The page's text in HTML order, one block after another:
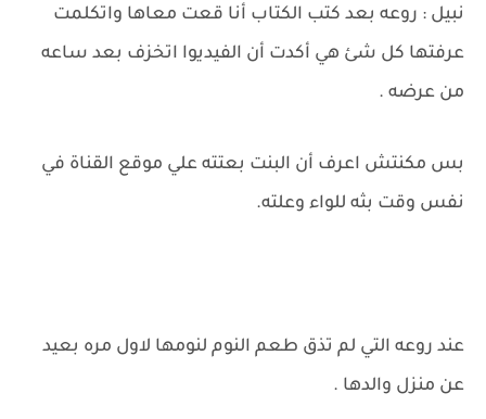
نبيل : روعه بعد كتب الكتاب أنا قعت معاها واتكلمت
عرفتها كل شئ هي أكدت أن الفيديوا اتخزف بعد ساعه
من عرضه .
بس مكنتش اعرف أن البنت بعتته علي موقع القناة في
نفس وقت بثه للواء وعلته.
عند روعه التي لم تذق طعم النوم لنومها لاول مره بعيد
عن منزل والدها .